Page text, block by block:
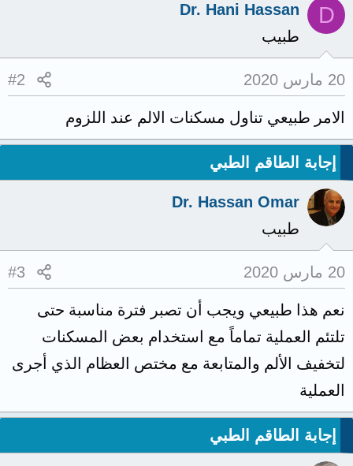
D
Dr. Hani Hassan
طبيب
20 مارس 2020 #2
الامر طبيعي تناول مسكنات الالم عند اللزوم
إجابة الطاقم الطبي
Dr. Hassan Omar
طبيب
20 مارس 2020 #3
نعم هذا طبيعي ويجب أن تصبر فترة مناسبة حتى
تلتئم العملية تماماً مع استخدام بعض المسكنات
لتخفيف الألم والمتابعة مع مختص العظام الذي أجرى
العملية
إجابة الطاقم الطبي